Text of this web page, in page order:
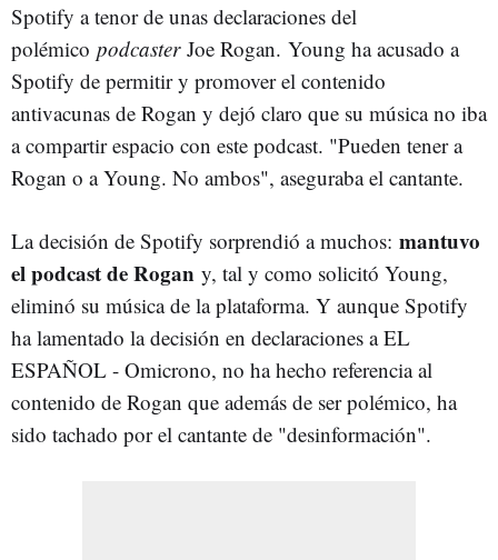
Spotify a tenor de unas declaraciones del
polémico podcaster Joe Rogan. Young ha acusado a
Spotify de permitir y promover el contenido
antivacunas de Rogan y dejó claro que su música no iba
a compartir espacio con este podcast. "Pueden tener a
Rogan o a Young. No ambos", aseguraba el cantante.
La decisión de Spotify sorprendió a muchos: mantuvo
el podcast de Rogan y, tal y como solicitó Young,
eliminó su música de la plataforma. Y aunque Spotify
ha lamentado la decisión en declaraciones a EL
ESPAÑOL - Omicrono, no ha hecho referencia al
contenido de Rogan que además de ser polémico, ha
sido tachado por el cantante de "desinformación".